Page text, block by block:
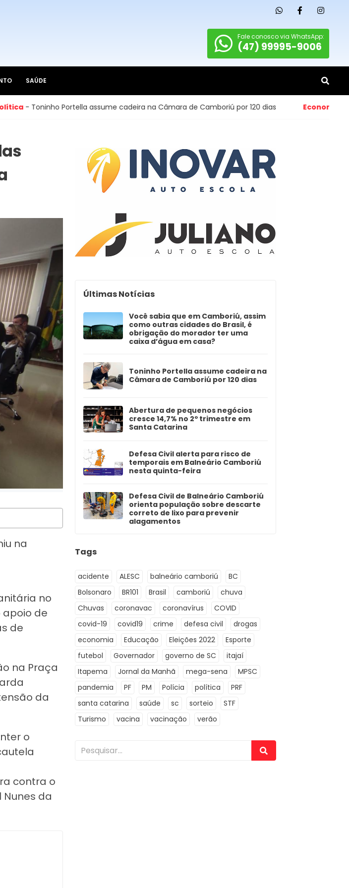
Fale conosco via WhatsApp:
(47) 99995-9006
SAÚDE
Portella assume cadeira na Câmara de Camboriú por 120 dias Economia - Abertura
na
no
apoio de
de
na Praça
da
o
contra o
da
Últimas Notícias
Você sabia que em Camboriú, assim
como outras cidades do Brasil, é
obrigação do morador ter uma
caixa d’água em casa?
Toninho Portella assume cadeira na
Câmara de Camboriú por 120 dias
Abertura de pequenos negócios
cresce 14,7% no 2º trimestre em
Santa Catarina
Defesa Civil alerta para risco de
temporais em Balneário Camboriú
nesta quinta-feira
Defesa Civil de Balneário Camboriú
orienta população sobre descarte
correto de lixo para prevenir
alagamentos
Tags
acidente ALESC balneário camboriú
BC
Bolsonaro
BR101 Brasil camboriú
chuva
Chuvas
coronavac coronavírus
COVID
covid-19
covid19 crime defesa civil
drogas
economia
Educação Eleições 2022
Esporte
futebol
Governador governo de SC
itajaí
Itapema
Jornal da Manhã mega-sena
MPSC
pandemia
PF PM Polícia política
PRF
santa catarina
saúde sc sorteio
STF
Turismo
vacina vacinação verão